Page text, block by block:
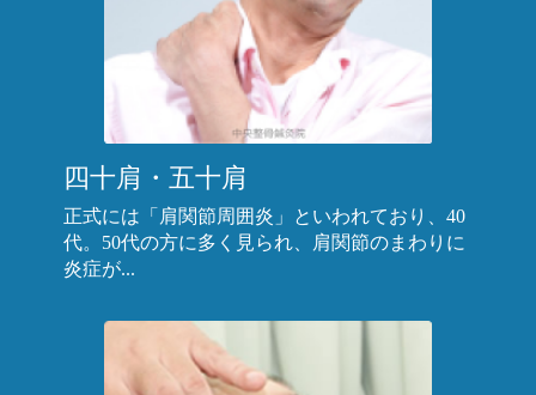
四十肩・五十肩
正式には「肩関節周囲炎」といわれており、40
代。50代の方に多く見られ、肩関節のまわりに
炎症が...